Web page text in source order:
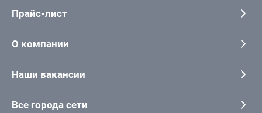
Прайс-лист
О компании
Наши вакансии
Все города сети